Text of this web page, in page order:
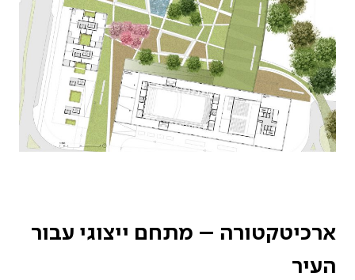
ארכיטקטורה – מתחם ייצוגי עבור
העיר